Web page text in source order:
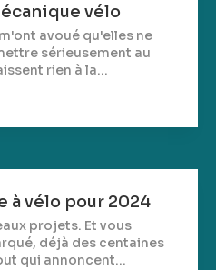
vélo
avoué qu'elles ne
sérieusement au
rien à la...
à vélo pour 2024
projets. Et vous
déjà des centaines
qui annoncent...